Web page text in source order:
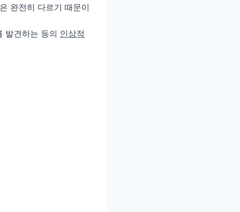
완전히 다르기 때문이
발견하는 등의 인상적